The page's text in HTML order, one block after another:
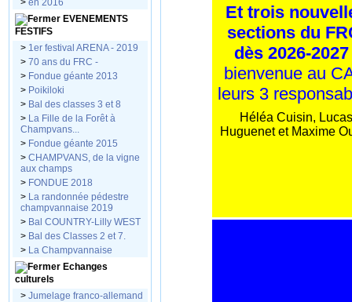
> en 2016
EVENEMENTS
FESTIFS
> 1er festival ARENA - 2019
> 70 ans du FRC -
> Fondue géante 2013
> Poikiloki
> Bal des classes 3 et 8
> La Fille de la Forêt à
Champvans...
> Fondue géante 2015
> CHAMPVANS, de la vigne
aux champs
> FONDUE 2018
> La randonnée pédestre
champvannaise 2019
> Bal COUNTRY-Lilly WEST
> Bal des Classes 2 et 7.
> La Champvannaise
Echanges
culturels
> Jumelage franco-allemand
Et trois
sections du
dès 2026-
bienvenue au
leurs 3
Héléa Cuisin, Lucas
Huguenet et Maxime